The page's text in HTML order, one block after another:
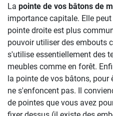
La pointe de vos bâtons de
importance capitale. Elle peut
pointe droite est plus
pouvoir utiliser des embouts
s'utilise essentiellement des
meubles comme en forêt.
la pointe de vos bâtons,
ne s'enfoncent pas. Il
de pointes que vous avez